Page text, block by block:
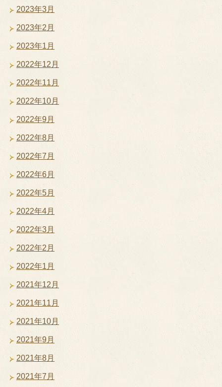
2023年3月
2023年2月
2023年1月
2022年12月
2022年11月
2022年10月
2022年9月
2022年8月
2022年7月
2022年6月
2022年5月
2022年4月
2022年3月
2022年2月
2022年1月
2021年12月
2021年11月
2021年10月
2021年9月
2021年8月
2021年7月